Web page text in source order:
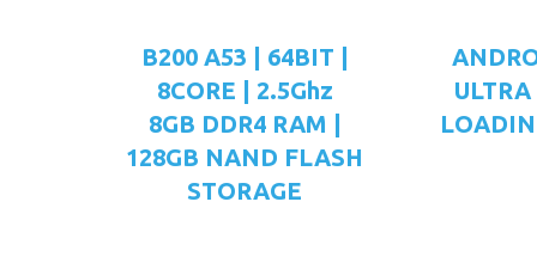
B200 A53 | 64BIT |
8CORE | 2.5Ghz
8GB DDR4 RAM |
128GB NAND FLASH
STORAGE
ULTRA